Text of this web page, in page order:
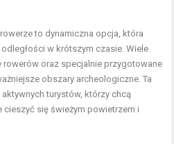
to dynamiczna opcja, która
w krótszym czasie. Wiele
oraz specjalnie przygotowane
obszary archeologiczne. Ta
turystów, którzy chcą
się świeżym powietrzem i